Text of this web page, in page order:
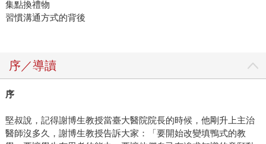
集點換禮物
習慣溝通方式的背後
序／導讀
序
堅叔說，記得謝博生教授當臺大醫院院長的時候，他剛升上主治
醫師沒多久，謝博生教授告訴大家：「要開始改變填鴨式的教